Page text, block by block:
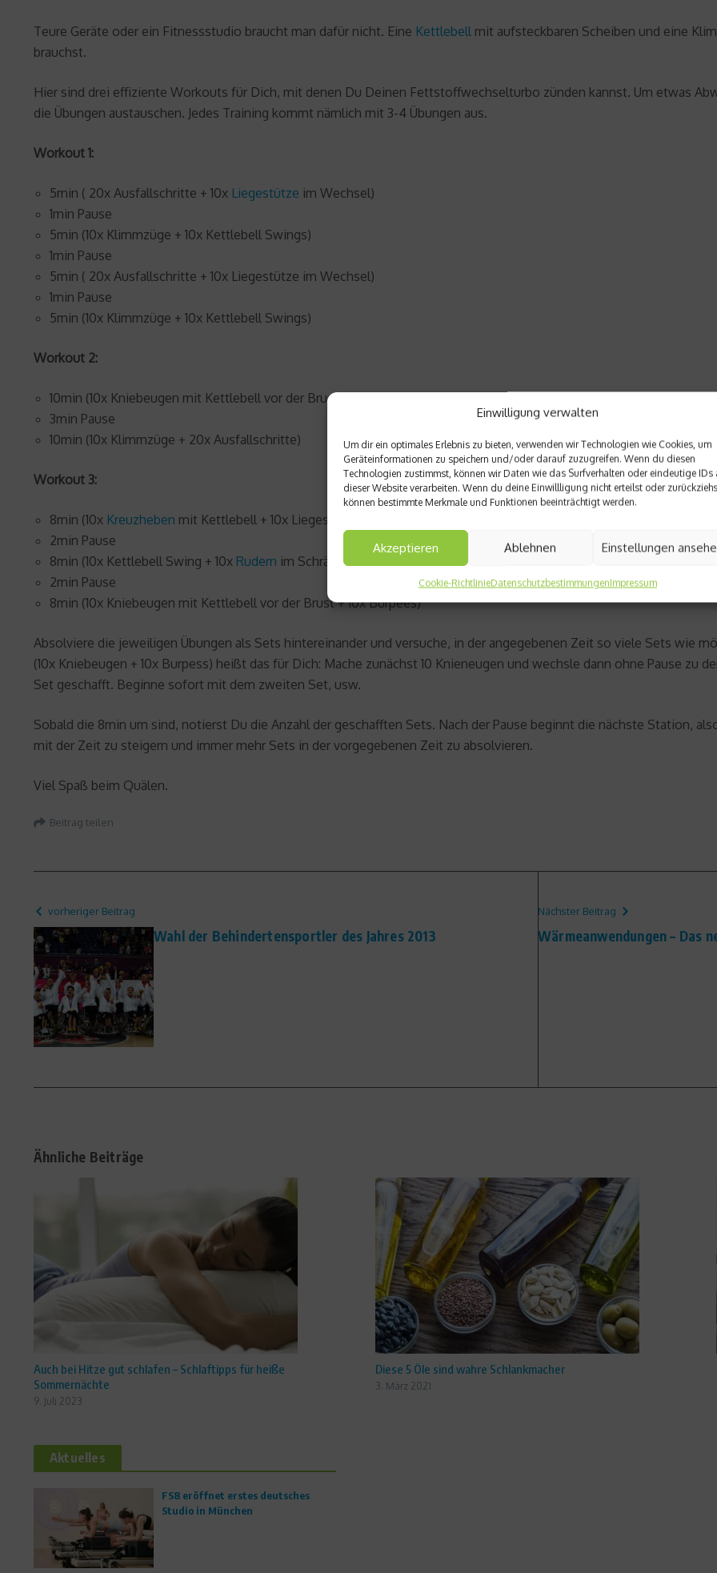
Einwilligung verwalten
Um dir ein optimales Erlebnis zu bieten, verwenden wir Technologien wie Cookies, um
Geräteinformationen zu speichern und/oder darauf zuzugreifen. Wenn du diesen
Technologien zustimmst, können wir Daten wie das Surfverhalten oder eindeutige IDs
dieser Website verarbeiten. Wenn du deine Einwillligung nicht erteilst oder
können bestimmte Merkmale und Funktionen beeinträchtigt werden.
Akzeptieren Ablehnen Einstellungen
Cookie-RichtlinieDatenschutzbestimmungenImpressum
Teure Geräte oder ein Fitnessstudio braucht man dafür nicht. Eine Kettlebell mit aufsteckbaren Scheiben und eine
brauchst.
Hier sind drei effiziente Workouts für Dich, mit denen Du Deinen Fettstoffwechselturbo zünden kannst. Um etwas
die Übungen austauschen. Jedes Training kommt nämlich mit 3-4 Übungen aus.
Workout 1:
5min ( 20x Ausfallschritte + 10x Liegestütze im Wechsel)
1min Pause
5min (10x Klimmzüge + 10x Kettlebell Swings)
1min Pause
5min ( 20x Ausfallschritte + 10x Liegestütze im Wechsel)
1min Pause
5min (10x Klimmzüge + 10x Kettlebell Swings)
Workout 2:
10min (10x Kniebeugen mit Kettlebell vor der Brust + 10x enge Liegestütze)
3min Pause
10min (10x Klimmzüge + 20x Ausfallschritte)
Workout 3:
8min (10x Kreuzheben mit Kettlebell + 10x Liegestütze)
2min Pause
8min (10x Kettlebell Swing + 10x Rudern im Schräghang)
2min Pause
8min (10x Kniebeugen mit Kettlebell vor der Brust + 10x Burpees)
Absolviere die jeweiligen Übungen als Sets hintereinander und versuche, in der angegebenen Zeit so viele Sets wie
(10x Kniebeugen + 10x Burpess) heißt das für Dich: Mache zunächst 10 Knieneugen und wechsle dann ohne Pause zu
Set geschafft. Beginne sofort mit dem zweiten Set, usw.
Sobald die 8min um sind, notierst Du die Anzahl der geschafften Sets. Nach der Pause beginnt die nächste Station,
mit der Zeit zu steigern und immer mehr Sets in der vorgegebenen Zeit zu absolvieren.
Viel Spaß beim Quälen.
Beitrag teilen
vorheriger Beitrag
Wahl der Behindertensportler des Jahres 2013
Nächster Beitrag
Wärmeanwendungen – Das
Ähnliche Beiträge
Auch bei Hitze gut schlafen – Schlaftipps für heiße
Sommernächte
9. Juli 2023
Diese 5 Öle sind wahre Schlankmacher
3. März 2021
Aktuelles
FS8 eröffnet erstes deutsches
Studio in München